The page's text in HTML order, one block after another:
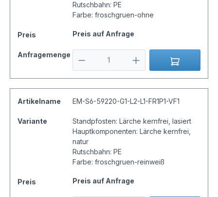
Rutschbahn: PE
Farbe: froschgruen-ohne
Preis Preis auf Anfrage
Anfragemenge
Artikelname EM-S6-59220-G1-L2-L1-FR1P1-VF1
Variante
Standpfosten: Lärche kernfrei, lasiert
Hauptkomponenten: Lärche kernfrei,
natur
Rutschbahn: PE
Farbe: froschgruen-reinweiß
Preis Preis auf Anfrage